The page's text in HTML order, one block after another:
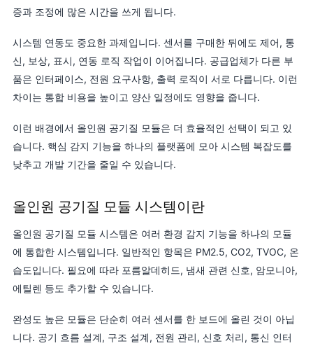
증과 조정에 많은 시간을 쓰게 됩니다.
시스템 연동도 중요한 과제입니다. 센서를 구매한 뒤에도 제어, 통
신, 보상, 표시, 연동 로직 작업이 이어집니다. 공급업체가 다른 부
품은 인터페이스, 전원 요구사항, 출력 로직이 서로 다릅니다. 이런
차이는 통합 비용을 높이고 양산 일정에도 영향을 줍니다.
이런 배경에서 올인원 공기질 모듈은 더 효율적인 선택이 되고 있
습니다. 핵심 감지 기능을 하나의 플랫폼에 모아 시스템 복잡도를
낮추고 개발 기간을 줄일 수 있습니다.
올인원 공기질 모듈 시스템이란
올인원 공기질 모듈 시스템은 여러 환경 감지 기능을 하나의 모듈
에 통합한 시스템입니다. 일반적인 항목은 PM2.5, CO2, TVOC, 온
습도입니다. 필요에 따라 포름알데히드, 냄새 관련 신호, 암모니아,
에틸렌 등도 추가할 수 있습니다.
완성도 높은 모듈은 단순히 여러 센서를 한 보드에 올린 것이 아닙
니다. 공기 흐름 설계, 구조 설계, 전원 관리, 신호 처리, 통신 인터